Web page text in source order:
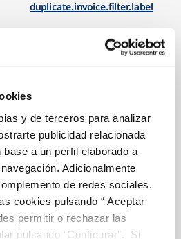
y de terceros para analizar
publicidad relacionada
a un perfil elaborado a
Adicionalmente
de redes sociales.
cookies pulsando “ Aceptar
permitir o rechazar las
pulsando “Configurar”. Si
duplicate.invoice.filter.label